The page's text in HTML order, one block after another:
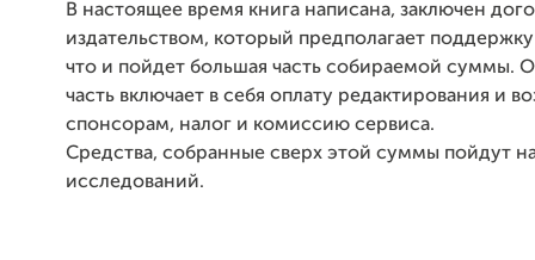
В настоящее время книга написана, заключен
издательством, который предполагает
что и пойдет большая часть собираемой суммы.
часть включает в себя оплату редактирования и
спонсорам, налог и комиссию сервиса.
Средства, собранные сверх этой суммы пойдут
исследований.